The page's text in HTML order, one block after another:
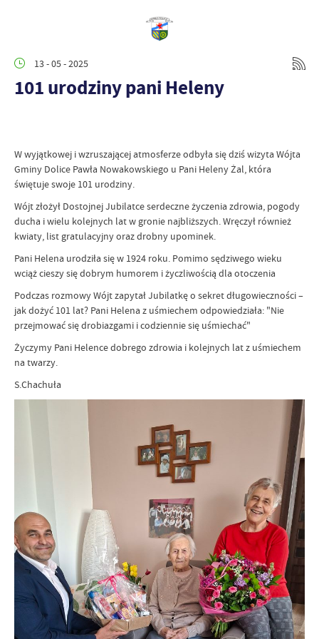
13 - 05 - 2025
101 urodziny pani Heleny
W wyjątkowej i wzruszającej atmosferze odbyła się dziś wizyta Wójta
Gminy Dolice Pawła Nowakowskiego u Pani Heleny Żal, która
świętuje swoje 101 urodziny.
Wójt złożył Dostojnej Jubilatce serdeczne życzenia zdrowia, pogody
ducha i wielu kolejnych lat w gronie najbliższych. Wręczył również
kwiaty, list gratulacyjny oraz drobny upominek.
Pani Helena urodziła się w 1924 roku. Pomimo sędziwego wieku
wciąż cieszy się dobrym humorem i życzliwością dla otoczenia
Podczas rozmowy Wójt zapytał Jubilatkę o sekret długowieczności –
jak dożyć 101 lat? Pani Helena z uśmiechem odpowiedziała: "Nie
przejmować się drobiazgami i codziennie się uśmiechać"
Życzymy Pani Helence dobrego zdrowia i kolejnych lat z uśmiechem
na twarzy.
S.Chachuła